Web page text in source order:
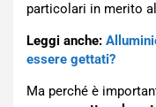
particolari in merito
Leggi anche:
essere gettati?
Ma perché è